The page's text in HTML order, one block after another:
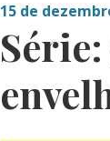
15 de